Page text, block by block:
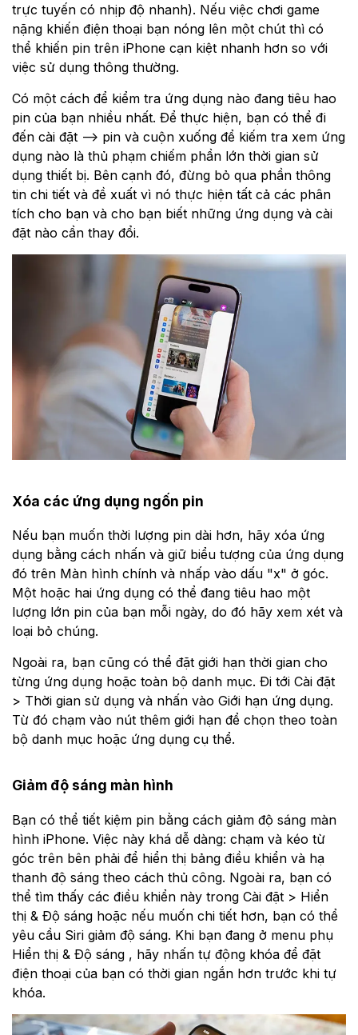
trực tuyến có nhịp độ nhanh). Nếu việc chơi game
nặng khiến điện thoại bạn nóng lên một chút thì có
thể khiến pin trên iPhone cạn kiệt nhanh hơn so với
việc sử dụng thông thường.
Có một cách để kiểm tra ứng dụng nào đang tiêu hao
pin của bạn nhiều nhất. Để thực hiện, bạn có thể đi
đến cài đặt --> pin và cuộn xuống để kiếm tra xem ứng
dụng nào là thủ phạm chiếm phần lớn thời gian sử
dụng thiết bị. Bên cạnh đó, đừng bỏ qua phần thông
tin chi tiết và đề xuất vì nó thực hiện tất cả các phân
tích cho bạn và cho bạn biết những ứng dụng và cài
đặt nào cần thay đổi.
Xóa các ứng dụng ngốn pin
Nếu bạn muốn thời lượng pin dài hơn, hãy xóa ứng
dụng bằng cách nhấn và giữ biểu tượng của ứng dụng
đó trên Màn hình chính và nhấp vào dấu "x" ở góc.
Một hoặc hai ứng dụng có thể đang tiêu hao một
lượng lớn pin của bạn mỗi ngày, do đó hãy xem xét và
loại bỏ chúng.
Ngoài ra, bạn cũng có thể đặt giới hạn thời gian cho
từng ứng dụng hoặc toàn bộ danh mục. Đi tới Cài đặt
> Thời gian sử dụng và nhấn vào Giới hạn ứng dụng.
Từ đó chạm vào nút thêm giới hạn để chọn theo toàn
bộ danh mục hoặc ứng dụng cụ thể.
Giảm độ sáng màn hình
Bạn có thể tiết kiệm pin bằng cách giảm độ sáng màn
hình iPhone. Việc này khá dễ dàng: chạm và kéo từ
góc trên bên phải để hiển thị bảng điều khiển và hạ
thanh độ sáng theo cách thủ công. Ngoài ra, bạn có
thể tìm thấy các điều khiển này trong Cài đặt > Hiển
thị & Độ sáng hoặc nếu muốn chi tiết hơn, bạn có thể
yêu cầu Siri giảm độ sáng. Khi bạn đang ở menu phụ
Hiển thị & Độ sáng , hãy nhấn tự động khóa để đặt
điện thoại của bạn có thời gian ngắn hơn trước khi tự
khóa.